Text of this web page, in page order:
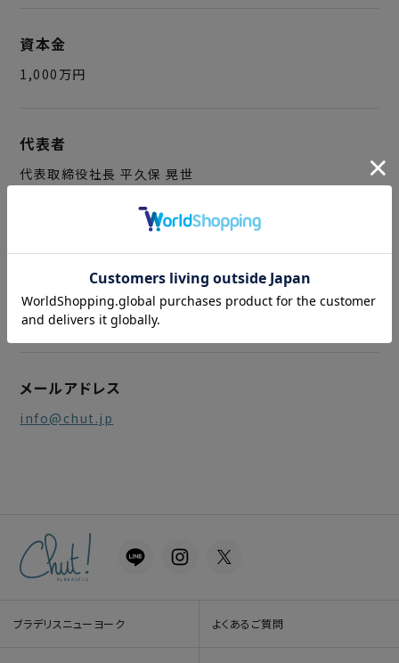
資本金
1,000万円
代表者
代表取締役社長 平久保 晃世
〒542-0086
大阪府大阪市中央区西心斎橋2-2-3 A-PLACE心斎橋 7階
B号室
メールアドレス
info@chut.jp
ブラデリスニューヨーク よくあるご質問